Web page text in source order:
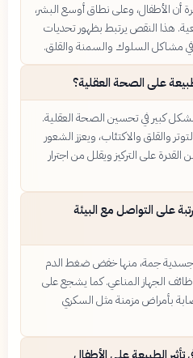
أن الأطفال، وعلى نطاق أوسع البشر،
هذا النقص يرتبط بظهور تحديات
مشاكل السلوك والسمنة والقلق.
على الصحة العقلية؟
كبير في تحسين الصحة العقلية.
والقلق والاكتئاب، ويعزز الشعور
على التركيز ويقلل من اجترار
على التواصل مع البيئة
جسدية جمة، منها خفض ضغط الدم
الجهاز المناعي. كما يشجع على
بأمراض مزمنة مثل السكري